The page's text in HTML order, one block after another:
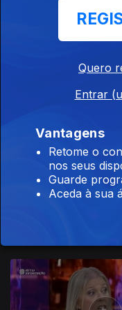
Quero
Entrar
Vantagens
Retome o
nos seus
Guarde
Aceda à sua